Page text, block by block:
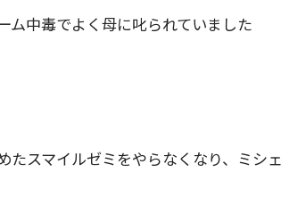
ム中毒でよく母に叱られていました
スマイルゼミをやらなくなり、ミシェ